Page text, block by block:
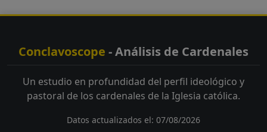
Conclavoscope - Análisis de Cardenales
Un estudio en profundidad del perfil ideológico y
pastoral de los cardenales de la Iglesia católica.
Datos actualizados el: 07/08/2026